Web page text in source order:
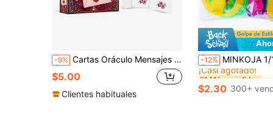
-9% Cartas Oráculo Mensajes del Corazón Ocultos Mazo de Mensajes de Amor Romántico para Perspicacia de Relaciones Sentimientos Secretos Verdad Emocional Conexión del Alma Guía de Sanación Autorreflexión Adivinación Intuitiva con Arte de Sobre con Medallón de Corazón Celestial de Rosa
$5.00
Clientes habituales
-12% MINKOJA 1/10/40 piezas Juguetes voladores de libélula de bambú, juguetes de
#1 Más vendidos
¡Casi agotado!
#1 Más vendidos
¡Casi agotado!
#1 Más vendidos
¡Casi agotado!
#1 Más vendidos
$2.30 300+